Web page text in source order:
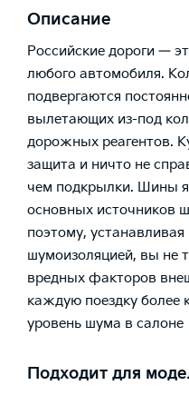
Описание
Российские дороги —
любого автомобиля.
подвергаются
вылетающих из-под
дорожных реагентов.
защита и ничто не
чем подкрылки. Шины
основных источников
поэтому,
шумоизоляцией, вы не
вредных факторов
каждую поездку
уровень шума в салоне
Подходит для